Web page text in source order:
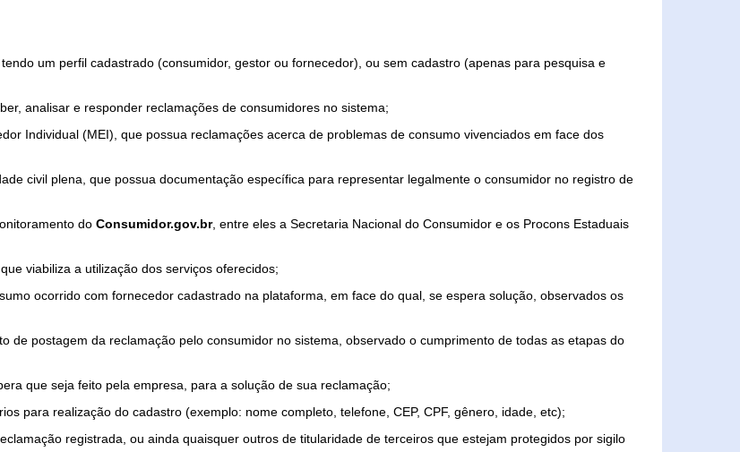
um perfil cadastrado (consumidor, gestor ou fornecedor), ou sem cadastro (apenas para pesquisa e
analisar e responder reclamações de consumidores no sistema;
Individual (MEI), que possua reclamações acerca de problemas de consumo vivenciados em face dos
civil plena, que possua documentação específica para representar legalmente o consumidor no registro de
do Consumidor.gov.br, entre eles a Secretaria Nacional do Consumidor e os Procons Estaduais
viabiliza a utilização dos serviços oferecidos;
ocorrido com fornecedor cadastrado na plataforma, em face do qual, se espera solução, observados os
de postagem da reclamação pelo consumidor no sistema, observado o cumprimento de todas as etapas do
que seja feito pela empresa, para a solução de sua reclamação;
para realização do cadastro (exemplo: nome completo, telefone, CEP, CPF, gênero, idade, etc);
registrada, ou ainda quaisquer outros de titularidade de terceiros que estejam protegidos por sigilo